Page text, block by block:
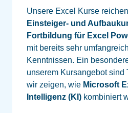
Unsere Excel Kurse
Einsteiger- und
Fortbildung für Excel
mit bereits sehr
Kenntnissen. Ein
unserem Kursangebot sind
wir zeigen, wie Microsoft
Intelligenz (KI) kombiniert